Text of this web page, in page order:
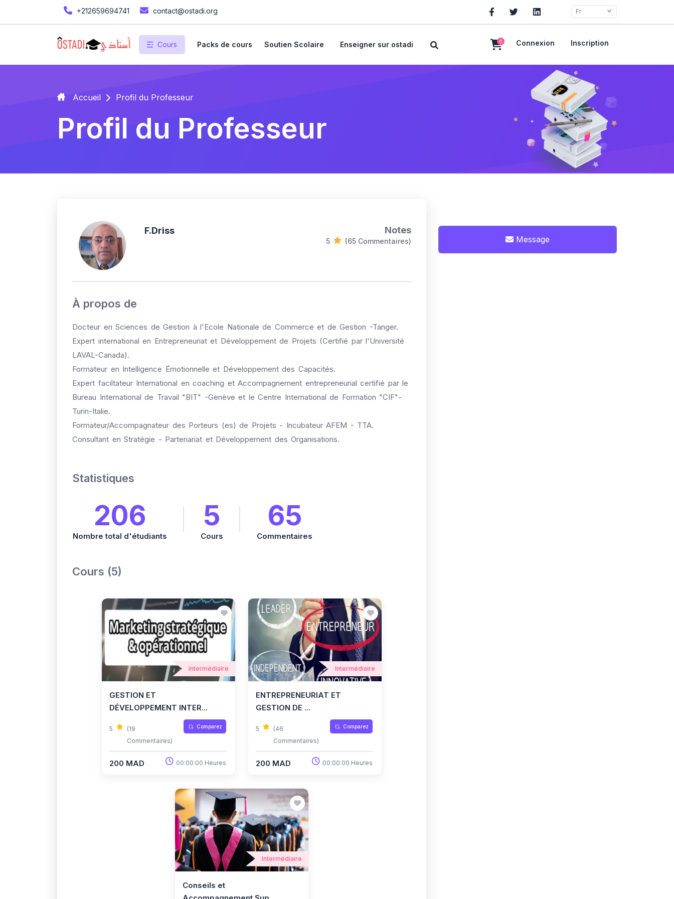
+212659694741 contact@ostadi.org Fr
Cours Packs de cours Soutien Scolaire Enseigner sur ostadi 0 Connexion Inscription
Accueil Profil du Professeur
Profil du Professeur
F.Driss Notes
5 (65 Commentaires)
À propos de
Docteur en Sciences de Gestion à l'Ecole Nationale de Commerce et de Gestion -Tanger.
Expert international en Entrepreneuriat et Développement de Projets (Certifié par l'Université
LAVAL-Canada).
Formateur en Intelligence Émotionnelle et Développement des Capacités.
Expert faciltateur International en coaching et Accompagnement entrepreneurial certifié par le
Bureau International de Travail "BIT" -Genève et le Centre International de Formation "CIF"-
Turin-Italie.
Formateur/Accompagnateur des Porteurs (es) de Projets - Incubateur AFEM - TTA.
Consultant en Stratégie - Partenariat et Développement des Organisations.
Statistiques
206
Nombre total d'étudiants
5
Cours
65
Commentaires
Cours (5)
Intermédiaire
GESTION ET
DÉVELOPPEMENT INTER...
5
(19
Commentaires)
Comparez
200 MAD 00:00:00 Heures
Intermédiaire
ENTREPRENEURIAT ET
GESTION DE ...
5
(46
Commentaires)
Comparez
200 MAD 00:00:00 Heures
Intermédiaire
Conseils et
Message